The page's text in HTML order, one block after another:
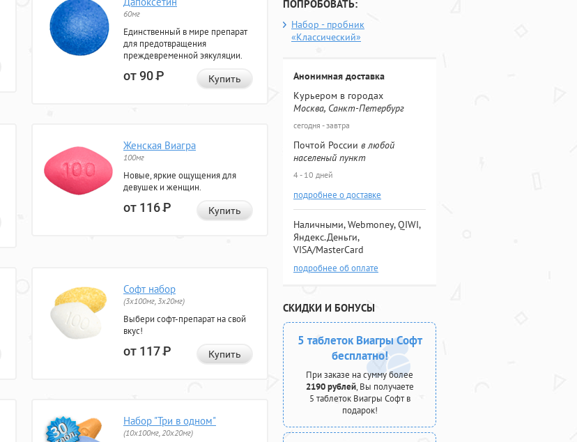
60мг
Единственный в мире препарат
для предотвращения
преждевременной эякуляции.
от 90Р Купить
Женская Виагра
100мг
Новые, яркие ощущения для
девушек и женщин.
от 116Р Купить
Софт набор
(3x100мг, 3x20мг)
Выбери софт-препарат на свой
вкус!
от 117Р Купить
Набор "Три в одном"
(10x100мг, 20x20мг)
ПОПРОБОВАТЬ:
Набор - пробник
«Классический»
Анонимная доставка
Курьером в городах
Москва, Санкт-Петербург
сегодня - завтра
Почтой России в любой
населеный пункт
4 - 10 дней
подробнее о доставке
Наличными, Webmoney, QIWI,
Яндекс.Деньги,
VISA/MasterCard
подробнее об оплате
СКИДКИ И БОНУСЫ
5 таблеток Виагры Софт
бесплатно!
При заказе на сумму более
2190 рублей, Вы получаете
5 таблеток Виагры Софт в
подарок!